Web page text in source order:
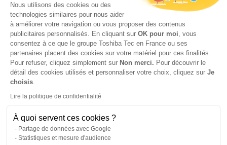
RGPD
Obligatoire
En cochant cette case, vous acceptez que Toshiba Tec France collecte vos
données personnelles. Pour plus d’informations sur notre politique en matière
de données personnelles,cliquez ici.Obligatoire
Nous utilisons des cookies ou des
technologies similaires pour nous aider
à améliorer votre navigation ou vous proposer des contenus
publicitaires personnalisés. En cliquant sur OK pour moi , vous
consentez à ce que le groupe Toshiba Tec en France ou ses
partenaires placent des cookies sur votre matériel pour ces finalités.
Pour refuser, cliquez simplement sur Non merci. Pour découvrir le
détail des cookies utilisés et personnaliser votre choix, cliquez sur Je
choisis
Lire la politique de confidentialité
À quoi servent ces cookies ?
Partage de données avec Google
Statistiques et mesure d'audience